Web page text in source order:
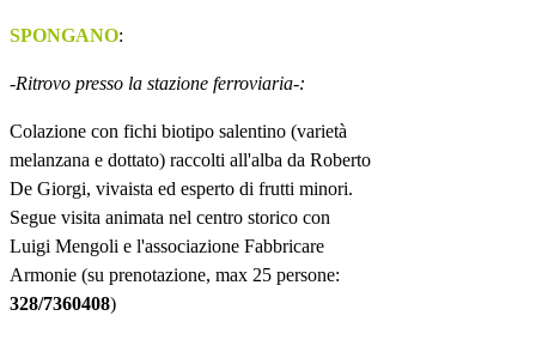
SPONGANO:
-Ritrovo presso la stazione ferroviaria-:
Colazione con fichi biotipo salentino (varietà
melanzana e dottato) raccolti all'alba da Roberto
De Giorgi, vivaista ed esperto di frutti minori.
Segue visita animata nel centro storico con
Luigi Mengoli e l'associazione Fabbricare
Armonie (su prenotazione, max 25 persone:
328/7360408)